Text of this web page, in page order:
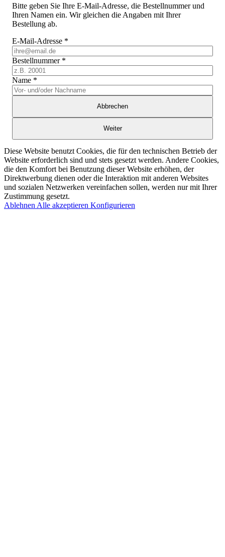
Bitte geben Sie Ihre E-Mail-Adresse, die Bestellnummer und
Ihren Namen ein. Wir gleichen die Angaben mit Ihrer
Bestellung ab.
E-Mail-Adresse *
Bestellnummer *
Name *
Abbrechen
Weiter
Diese Website benutzt Cookies, die für den technischen Betrieb der
Website erforderlich sind und stets gesetzt werden. Andere Cookies,
die den Komfort bei Benutzung dieser Website erhöhen, der
Direktwerbung dienen oder die Interaktion mit anderen Websites
und sozialen Netzwerken vereinfachen sollen, werden nur mit Ihrer
Zustimmung gesetzt.
Ablehnen Alle akzeptieren Konfigurieren